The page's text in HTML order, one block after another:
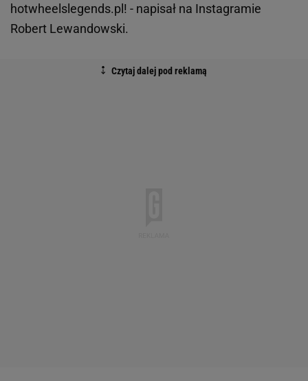
hotwheelslegends.pl! - napisał na Instagramie
Robert Lewandowski.